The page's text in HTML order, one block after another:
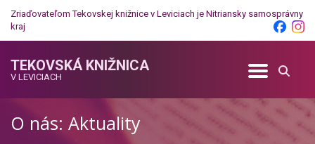
Zriaďovateľom Tekovskej knižnice v Leviciach je Nitriansky samosprávny
kraj
TEKOVSKÁ KNIŽNICA
V LEVICIACH
O nás: Aktuality